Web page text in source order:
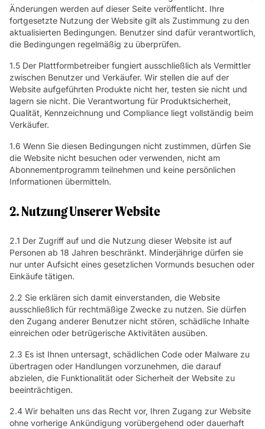
Änderungen werden auf dieser Seite veröffentlicht. Ihre
fortgesetzte Nutzung der Website gilt als Zustimmung zu den
aktualisierten Bedingungen. Benutzer sind dafür verantwortlich,
die Bedingungen regelmäßig zu überprüfen.
1.5 Der Plattformbetreiber fungiert ausschließlich als Vermittler
zwischen Benutzer und Verkäufer. Wir stellen die auf der
Website aufgeführten Produkte nicht her, testen sie nicht und
lagern sie nicht. Die Verantwortung für Produktsicherheit,
Qualität, Kennzeichnung und Compliance liegt vollständig beim
Verkäufer.
1.6 Wenn Sie diesen Bedingungen nicht zustimmen, dürfen Sie
die Website nicht besuchen oder verwenden, nicht am
Abonnementprogramm teilnehmen und keine persönlichen
Informationen übermitteln.
2. Nutzung Unserer Website
2.1 Der Zugriff auf und die Nutzung dieser Website ist auf
Personen ab 18 Jahren beschränkt. Minderjährige dürfen sie
nur unter Aufsicht eines gesetzlichen Vormunds besuchen oder
Einkäufe tätigen.
2.2 Sie erklären sich damit einverstanden, die Website
ausschließlich für rechtmäßige Zwecke zu nutzen. Sie dürfen
den Zugang anderer Benutzer nicht stören, schädliche Inhalte
einreichen oder betrügerische Aktivitäten ausüben.
2.3 Es ist Ihnen untersagt, schädlichen Code oder Malware zu
übertragen oder Handlungen vorzunehmen, die darauf
abzielen, die Funktionalität oder Sicherheit der Website zu
beeinträchtigen.
2.4 Wir behalten uns das Recht vor, Ihren Zugang zur Website
ohne vorherige Ankündigung vorübergehend oder dauerhaft